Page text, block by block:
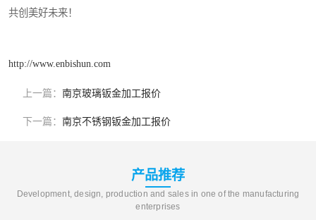
共创美好未来！
http://www.enbishun.com
上一篇： 南京玻璃钣金加工报价
下一篇： 南京不锈钢钣金加工报价
产品推荐
Development, design, production and sales in one of the manufacturing
enterprises